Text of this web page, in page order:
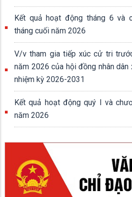
Kết quả hoạt động tháng 6 và
tháng cuối năm 2026
V/v tham gia tiếp xúc cử tri
năm 2026 của hội đồng nhân dân
nhiệm kỳ 2026-2031
Kết quả hoạt động quý I và
năm 2026